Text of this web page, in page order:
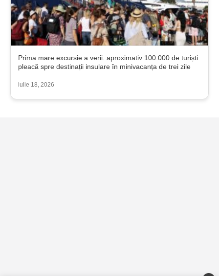
Prima mare excursie a verii: aproximativ 100.000 de turiști
pleacă spre destinații insulare în minivacanța de trei zile
iulie 18, 2026